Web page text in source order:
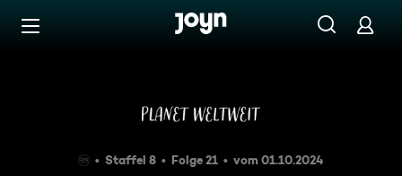
Zum Inhalt springen
Staffel 8 Folge 21 vom 01.10.2024